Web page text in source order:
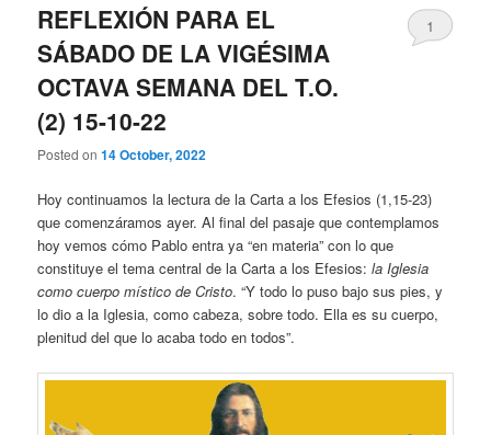
REFLEXIÓN PARA EL
SÁBADO DE LA VIGÉSIMA
OCTAVA SEMANA DEL T.O.
(2) 15-10-22
Posted on14 October, 2022
1
Hoy continuamos la lectura de la Carta a los Efesios (1,15-23)
que comenzáramos ayer. Al final del pasaje que contemplamos
hoy vemos cómo Pablo entra ya “en materia” con lo que
constituye el tema central de la Carta a los Efesios:la Iglesia
como cuerpo místico de Cristo. “Y todo lo puso bajo sus pies, y
lo dio a la Iglesia, como cabeza, sobre todo. Ella es su cuerpo,
plenitud del que lo acaba todo en todos”.